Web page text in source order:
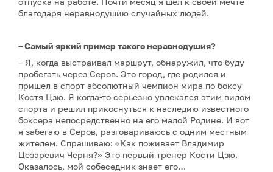
благодаря неравнодушию случайных людей.
– Самый яркий пример такого неравнодушия?
– Я, когда выстраивал маршрут, обнаружил, что буду
пробегать через Серов. Это город, где родился и
пришел в спорт абсолютный чемпион мира по боксу
Костя Цзю. Я когда-то серьезно увлекался этим видом
спорта и решил прикоснуться к наследию известного
боксера непосредственно на его малой Родине. И вот
я забегаю в Серов, разговариваюсь с одним местным
жителем. Спрашиваю: «Как поживает Владимир
Цезаревич Черня?» Это первый тренер Кости Цзю.
Оказалось, мой собеседник знает его…